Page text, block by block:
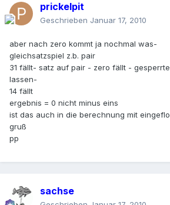
prickelpit
Geschrieben Januar 17, 2010
aber nach zero kommt ja nochmal was-
gleichsatzspiel z.b. pair
31 fällt- satz auf pair - zero fällt -
lassen-
14 fällt
ergebnis = 0 nicht minus eins
ist das auch in die berechnung mit
gruß
pp
sachse